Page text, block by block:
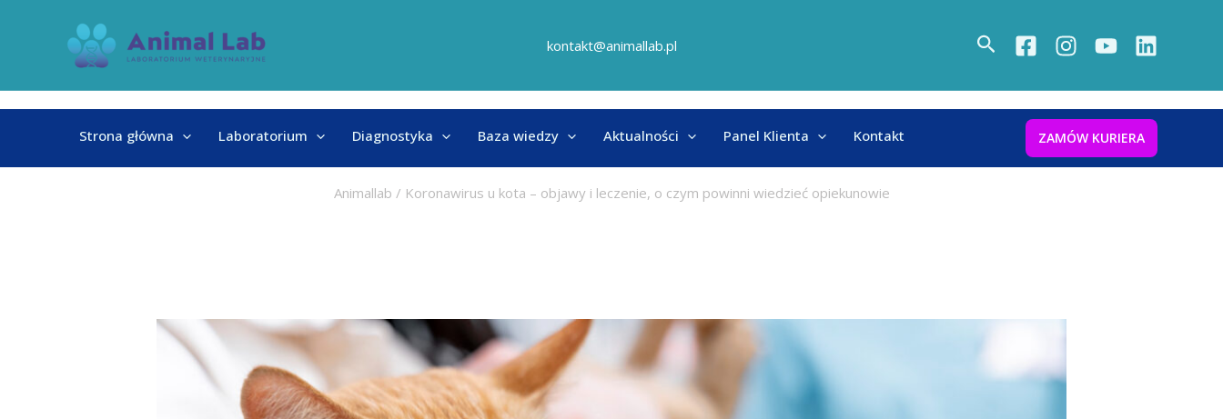
kontakt@animallab.pl Search
Strona główna Laboratorium Diagnostyka Baza wiedzy Aktualności Panel Klienta Kontakt ZAMÓW KURIERA
Animallab / Koronawirus u kota – objawy i leczenie, o czym powinni wiedzieć opiekunowie